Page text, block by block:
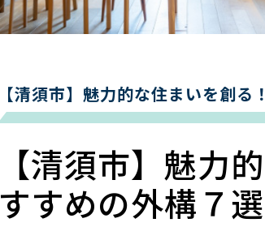
【清須市】魅力的な住まいを創
【清須市】魅力
すすめの外構７選